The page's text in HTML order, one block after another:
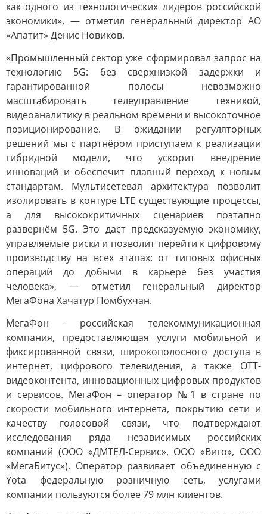
как одного из технологических лидеров российской
экономики», — отметил генеральный директор АО
«Апатит» Денис Новиков.
«Промышленный сектор уже сформировал запрос на
технологию 5G: без сверхнизкой задержки и
гарантированной полосы невозможно
масштабировать телеуправление техникой,
видеоаналитику в реальном времени и высокоточное
позиционирование. В ожидании регуляторных
решений мы с партнёром приступаем к реализации
гибридной модели, что ускорит внедрение
инноваций и обеспечит плавный переход к новым
стандартам. Мультисетевая архитектура позволит
изолировать в контуре LTE существующие процессы,
а для высококритичных сценариев поэтапно
развернём 5G. Это даст предсказуемую экономику,
управляемые риски и позволит перейти к цифровому
производству на всех этапах: от типовых офисных
операций до добычи в карьере без участия
человека», — отметил генеральный директор
МегаФона Хачатур Помбухчан.
МегаФон - российская телекоммуникационная
компания, предоставляющая услуги мобильной и
фиксированной связи, широкополосного доступа в
интернет, цифрового телевидения, а также OTT-
видеоконтента, инновационных цифровых продуктов
и сервисов. МегаФон – оператор №1 в стране по
скорости мобильного интернета, покрытию сети и
качеству голосовой связи, что подтверждают
исследования ряда независимых российских
компаний (ООО «ДМТЕЛ-Сервис», ООО «Виго», ООО
«МегаБитус»). Оператор развивает объединенную с
Yota федеральную розничную сеть, услугами
компании пользуются более 79 млн клиентов.